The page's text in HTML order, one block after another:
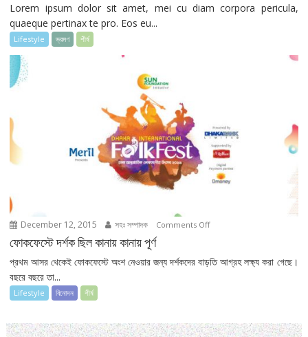
Lorem ipsum dolor sit amet, mei cu diam corpora pericula,
quaeque pertinax te pro. Eos eu...
Lifestyle ভ্রমণ শীর্ষ
December 12, 2015 সহঃ সম্পাদক Comments Offon
ছিল
ফোকফেস্টে দর্শক ছিল কানায় কানায় পূর্ণ
প্রথম আসর থেকেই ফোকফেস্টে অংশ নেওয়ার জন্য দর্শকদের বাড়তি আগ্রহ লক্ষ্য করা গেছে।
বছরে বছরে তা...
Lifestyle বিনোদন শীর্ষ